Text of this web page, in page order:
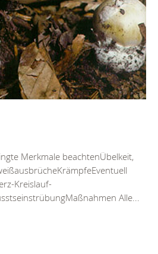
Merkmale beachtenÜbelkeit,
Kreislauf-
Alle...